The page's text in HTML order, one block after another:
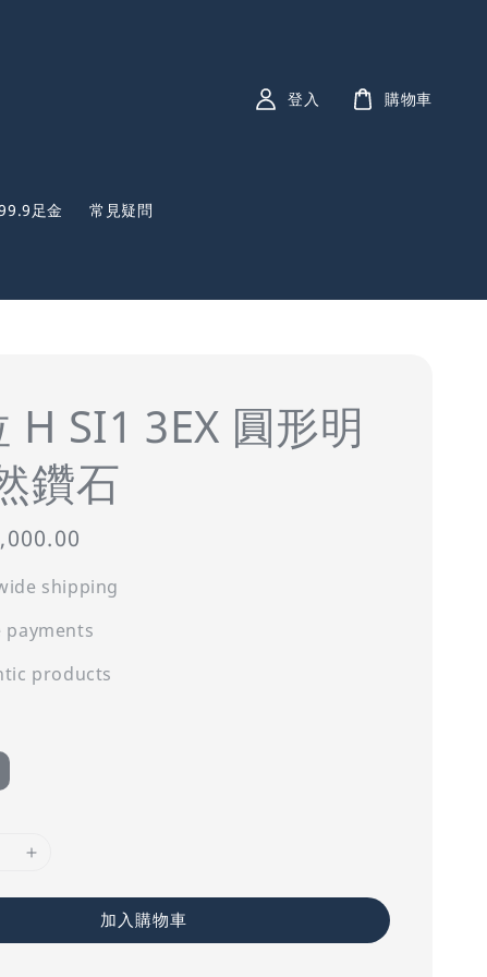
足金 常見疑問
登入 購物車
H SI1 3EX 圓形明
鑽石
shipping
payments
products
加入購物車